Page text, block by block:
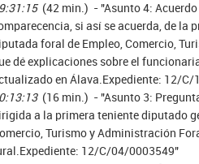
(42 min.) - "Asunto 4:
si así se acuerda, de la
foral de Empleo, Comercio,
dé explicaciones sobre el
en Álava.Expediente: 12/
(16 min.) - "Asunto 3:
a la primera teniente diputado
Turismo y Administración
12/C/04/0003549"